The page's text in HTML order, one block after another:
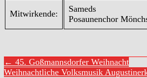
Mitwirkende:
Sameds
Posaunenchor
← 45. Goßmannsdorfer Weihnacht
Weihnachtliche Volksmusik